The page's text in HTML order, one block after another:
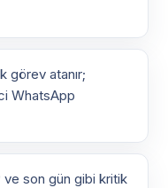
görev atanır;
WhatsApp
ve son gün gibi kritik